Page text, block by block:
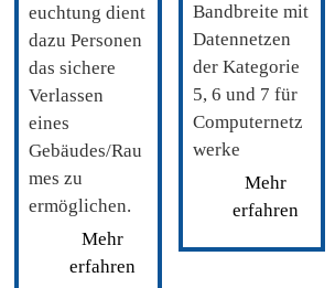
euchtung dient
dazu Personen
das sichere
Verlassen
eines
Gebäudes/Rau
mes zu
ermöglichen.
Mehr
erfahren
Bandbreite mit
Datennetzen
der Kategorie
5, 6 und 7 für
Computernetz
werke
Mehr
erfahren